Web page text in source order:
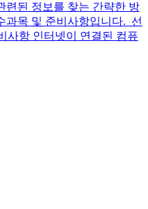
련된 정보를 찾는 간략한 방
목 및 준비사항입니다. 선
사항 인터넷이 연결된 컴퓨